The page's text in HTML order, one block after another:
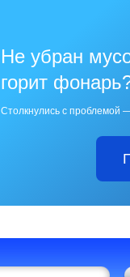
Не убран
горит
Столкнулись с проблемой